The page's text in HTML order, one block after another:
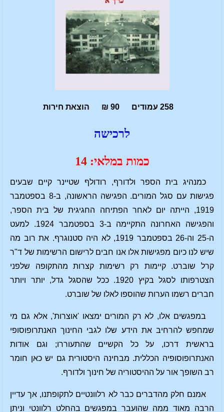
258 עמודים 90 ₪ הוצאת חירות
לרכישה
כמות במלאי: 14
כמנהיג בית הספר ולדורף, רודולף שטיינר קיים שבעים
פגישות עם סגל המורים. הפגישה הראשונה, ב-8 בספטמבר
1919, הייתה יום לאחר הפתיחה החגיגית של בית הספר,
והפגישה האחרונה התקיימה ב-3 בספטמבר 1924. למעט
ה-25 וה-26 בספטמבר 1919, לא היה סטנוגרף. את רוב מה
שיש לנו כיום מפגישות אלו אנו חבים לרישום הרשימות של ד"ר
קרל שוברט. קיימות רק רשימות קצרות מהתקופה שלפני
הצטרפותו לסגל בקיץ 1920. ככל שהסגל גדל, יותר ויותר
חברים רשמו הערות שהוספו לאלו של שוברט.
במפגשים אלו, לא רק המורים ימצאו 'אוצרות', אלא גם מי
שמחפש להרחיב את הידע שלו לגבי החינוך האנתרופוסופי
בראשית דרכו, על כל הקשיים שהתעוררו; וגם אודות
האנתרופוסופיה הכללית. מבחינה היסטורית גם יש כאן חומר
רב השופך אור על ההיסטוריה של חינוך ולדורף.
אמנם חלק מהדברים כבר לא רלוונטיים לתקופתנו, אך עדיין
הרבה מאוד ממה שהועבר במפגשים בהחלט רלוונטי וניתן